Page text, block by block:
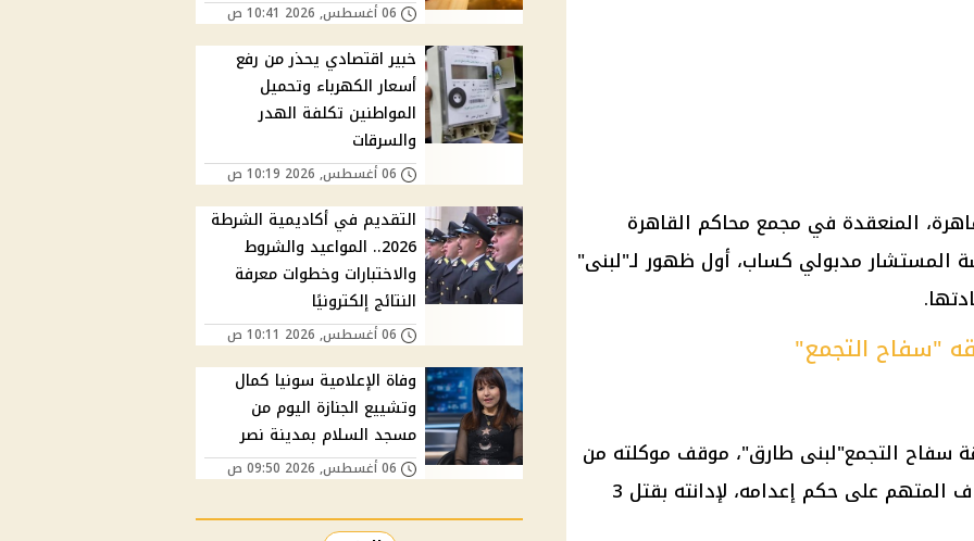
، المنعقدة في مجمع محاكم القاهرة
المستشار مدبولي كساب، أول ظهور لـ"لبنى"
"سفاح التجمع"
سفاح التجمع"لبنى طارق"، موقف موكلته من
الحضور للشاهدة في جلسة استئناف المتهم على حكم إعدامه، لإدانته بقتل 3
06 أغسطس, 2026 10:41 ص
خبير اقتصادي يحذر من رفع
أسعار الكهرباء وتحميل
المواطنين تكلفة الهدر
والسرقات
06 أغسطس, 2026 10:19 ص
التقديم في أكاديمية الشرطة
2026.. المواعيد والشروط
والاختبارات وخطوات معرفة
النتائج إلكترونيًا
06 أغسطس, 2026 10:11 ص
وفاة الإعلامية سونيا كمال
وتشييع الجنازة اليوم من
مسجد السلام بمدينة نصر
06 أغسطس, 2026 09:50 ص